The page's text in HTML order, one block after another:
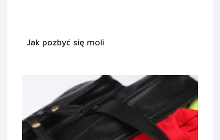
Jak pozbyć się moli